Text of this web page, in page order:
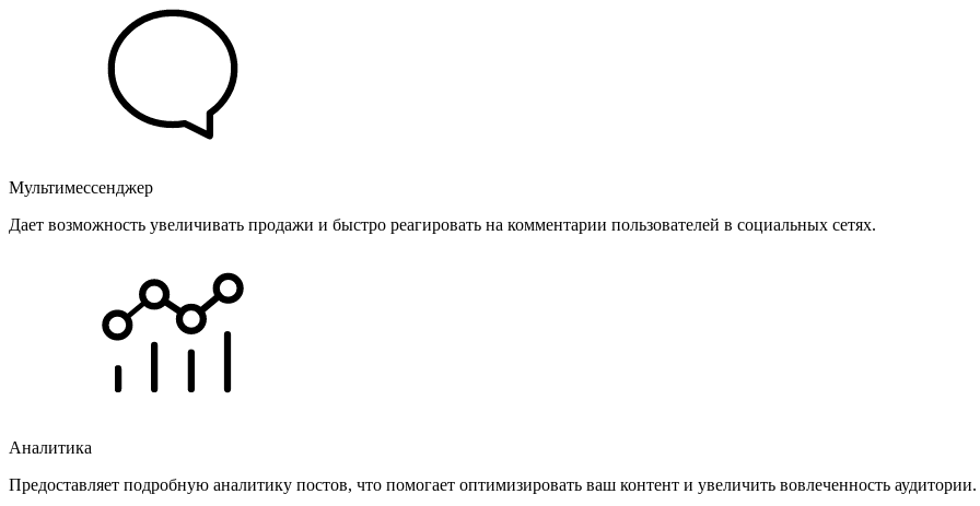
Мультимессенджер
Дает возможность увеличивать продажи и быстро реагировать на комментарии пользователей в социальных сетях.
Аналитика
Предоставляет подробную аналитику постов, что помогает оптимизировать ваш контент и увеличить вовлеченность аудитории.